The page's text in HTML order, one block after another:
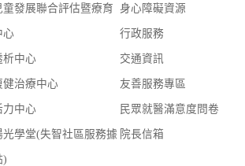
童發展聯合評估暨療育
心
析中心
健治療中心
力中心
光學堂(失智社區服務據
)
身心障礙資源
行政服務
交通資訊
友善服務專區
民眾就醫滿意度問卷
院長信箱